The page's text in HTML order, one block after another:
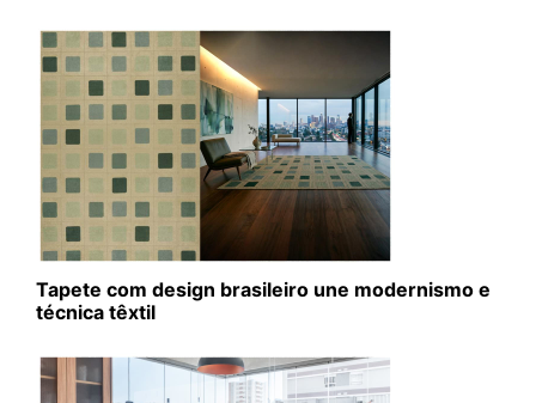
Tapete com design brasileiro une modernismo e
técnica têxtil